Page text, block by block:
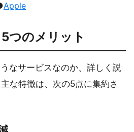
Apple
つのメリット
なサービスなのか、詳しく説
な特徴は、次の5点に集約さ